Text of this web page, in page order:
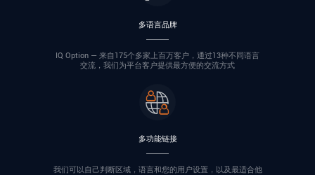
多语言品牌
IQ Option — 来自175个多家上百万客户，通过13种不同语言
交流，我们为平台客户提供最方便的交流方式
多功能链接
我们可以自己判断区域，语言和您的用户设置，以及最适合他